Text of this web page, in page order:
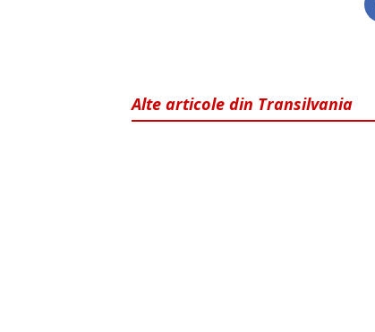
Alte articole din Transilvania